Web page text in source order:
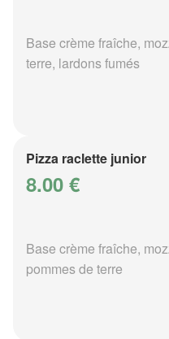
Base crème fraîche,
terre, lardons fumés
Pizza raclette junior
8.00 €
Base crème fraîche,
pommes de terre